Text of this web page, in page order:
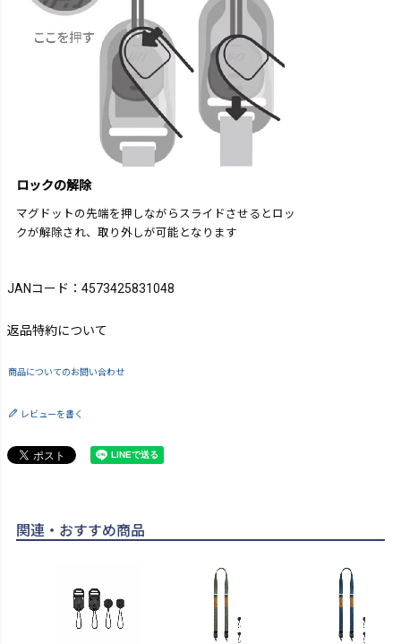
ロックの解除
マグドットの先端を押しながらスライドさせるとロッ
クが解除され、取り外しが可能となります
JANコード：4573425831048
返品特約について
商品についてのお問い合わせ
レビューを書く
関連・おすすめ商品